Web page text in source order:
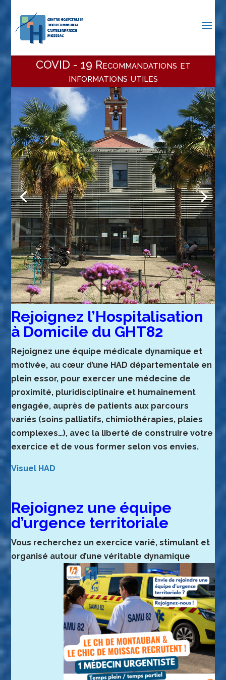
COVID - 19 Recommandations et
informations utiles
Rejoignez l’Hospitalisation
à Domicile du GHT82
Rejoignez une équipe médicale dynamique et
motivée, au cœur d’une HAD départementale en
plein essor, pour exercer une médecine de
proximité, pluridisciplinaire et humainement
engagée, auprès de patients aux parcours
variés (soins palliatifs, chimiothérapies, plaies
complexes…), avec la liberté de construire votre
exercice et de vous former selon vos envies.
Visuel HAD
Rejoignez une équipe
d’urgence territoriale
Vous recherchez un exercice varié, stimulant et
organisé autour d’unevéritable dynamique